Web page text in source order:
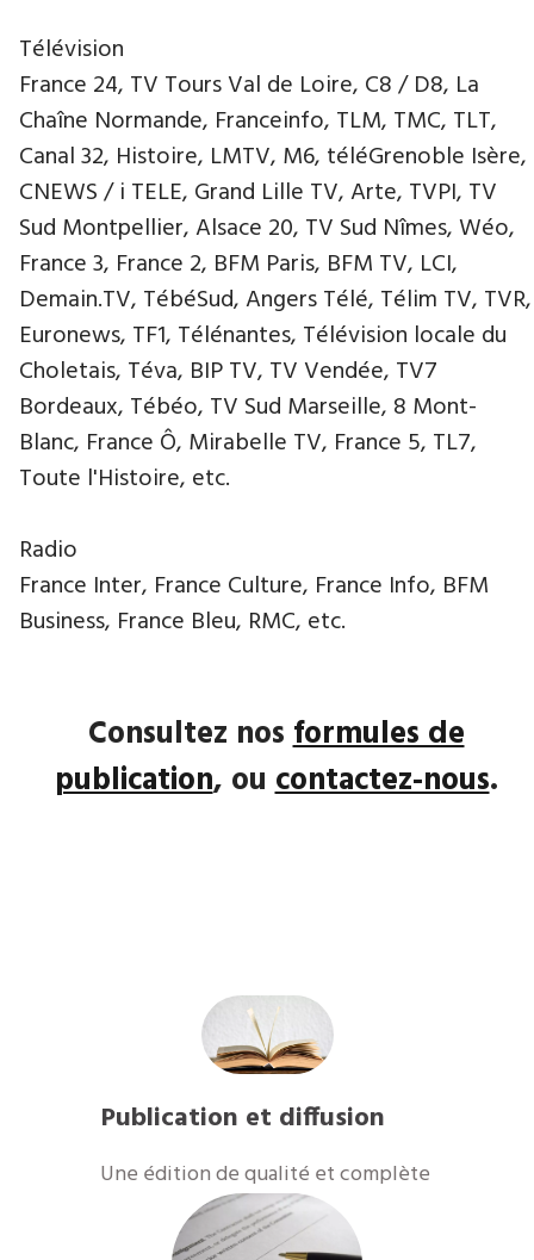
Télévision
France 24, TV Tours Val de Loire, C8 / D8, La
Chaîne Normande, Franceinfo, TLM, TMC, TLT,
Canal 32, Histoire, LMTV, M6, téléGrenoble Isère,
CNEWS / i TELE, Grand Lille TV, Arte, TVPI, TV
Sud Montpellier, Alsace 20, TV Sud Nîmes, Wéo,
France 3, France 2, BFM Paris, BFM TV, LCI,
Demain.TV, TébéSud, Angers Télé, Télim TV, TVR,
Euronews, TF1, Télénantes, Télévision locale du
Choletais, Téva, BIP TV, TV Vendée, TV7
Bordeaux, Tébéo, TV Sud Marseille, 8 Mont-
Blanc, France Ô, Mirabelle TV, France 5, TL7,
Toute l'Histoire, etc.
Radio
France Inter, France Culture, France Info, BFM
Business, France Bleu, RMC, etc.
Consultez nosformules de
publication, oucontactez-nous.
Publication et diffusion
​Une édition de qualité et complète